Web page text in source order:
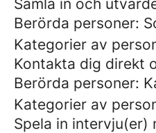
Samla in och
Berörda personer:
Kategorier av
Kontakta dig direkt
Berörda personer:
Kategorier av
Spela in intervju(er)